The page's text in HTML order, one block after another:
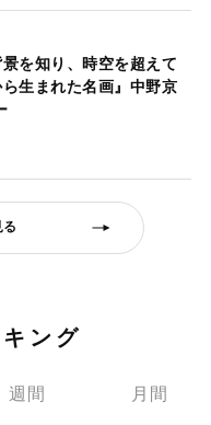
を知り、時空を超えて
生まれた名画』中野京
ング
週間 月間